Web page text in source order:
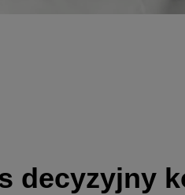
decyzyjny